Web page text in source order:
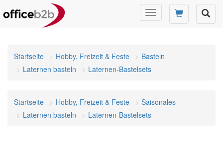
Navigation
umschalten
Startseite Hobby, Freizeit & Feste
Basteln
Laternen basteln
Laternen-Bastelsets
Startseite Hobby, Freizeit & Feste
Saisonales
Laternen basteln
Laternen-Bastelsets